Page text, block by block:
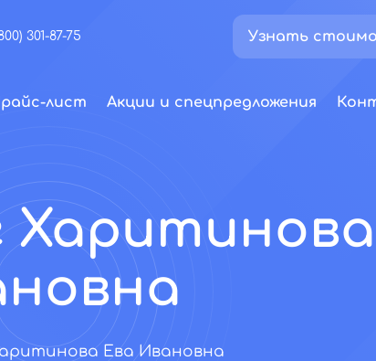
301-87-75 Узнать
лист Акции и спецпредложения
Ева Ивановна